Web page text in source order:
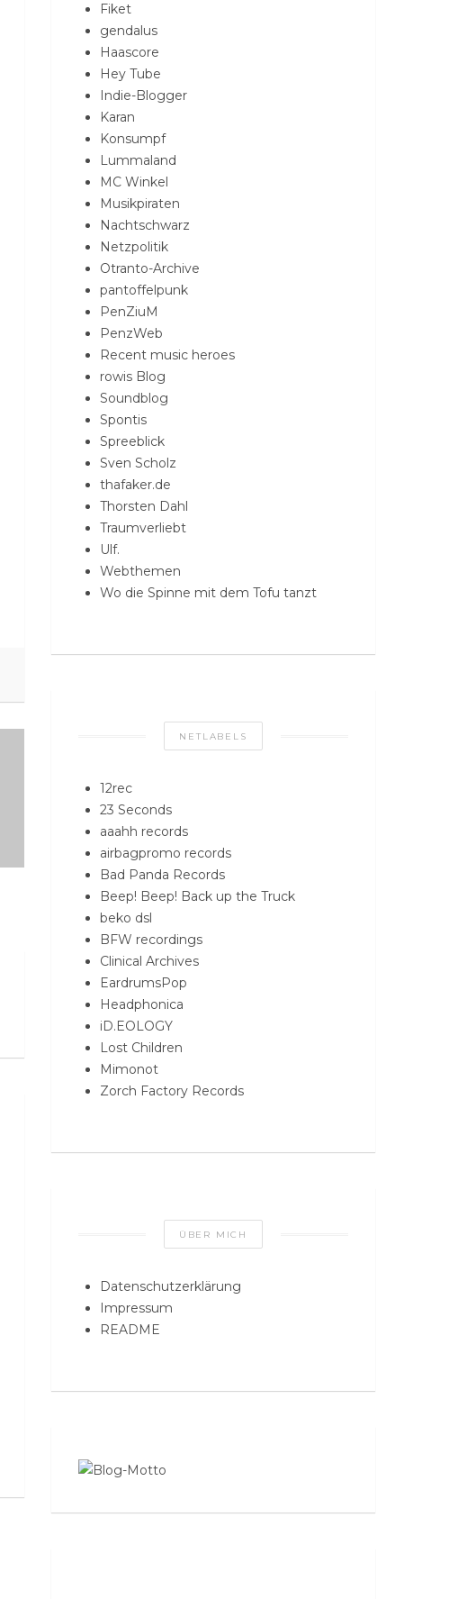
Fiket
gendalus
Haascore
Hey Tube
Indie-Blogger
Karan
Konsumpf
Lummaland
MC Winkel
Musikpiraten
Nachtschwarz
Netzpolitik
Otranto-Archive
pantoffelpunk
PenZiuM
PenzWeb
Recent music heroes
rowis Blog
Soundblog
Spontis
Spreeblick
Sven Scholz
thafaker.de
Thorsten Dahl
Traumverliebt
Ulf.
Webthemen
Wo die Spinne mit dem Tofu tanzt
NETLABELS
12rec
23 Seconds
aaahh records
airbagpromo records
Bad Panda Records
Beep! Beep! Back up the Truck
beko dsl
BFW recordings
Clinical Archives
EardrumsPop
Headphonica
iD.EOLOGY
Lost Children
Mimonot
Zorch Factory Records
ÜBER MICH
Datenschutzerklärung
Impressum
README